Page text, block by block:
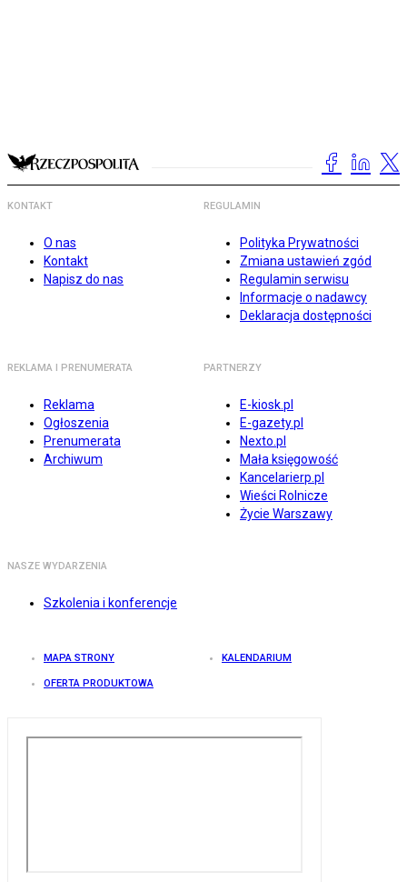
KONTAKT
O nas
Kontakt
Napisz do nas
REGULAMIN
Polityka Prywatności
Zmiana ustawień zgód
Regulamin serwisu
Informacje o nadawcy
Deklaracja dostępności
REKLAMA I PRENUMERATA
Reklama
Ogłoszenia
Prenumerata
Archiwum
PARTNERZY
E-kiosk.pl
E-gazety.pl
Nexto.pl
Mała księgowość
Kancelarierp.pl
Wieści Rolnicze
Życie Warszawy
NASZE WYDARZENIA
Szkolenia i konferencje
MAPA STRONY KALENDARIUM
OFERTA PRODUKTOWA